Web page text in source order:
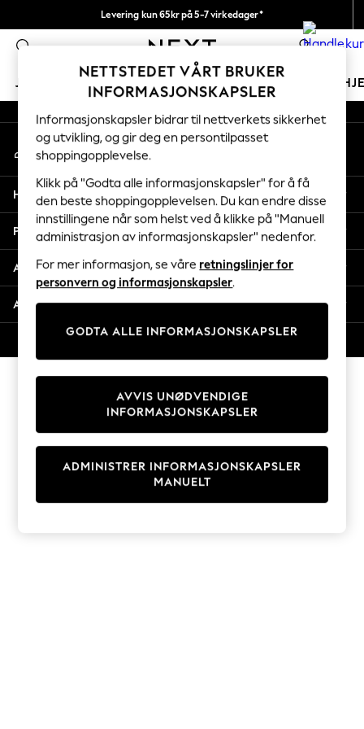
Levering kun 65kr på 5-7 virkedager*
Vi betaler alle tollavgifter 0
JENTER GUTTER BABY KVINNER
GIRLS
New In
50 - 92cm
98 - 110cm
116 - 134cm
140 - 174cm
Trending: Top & Short Sets
Trending: Clogs
Toy Story
THE SET
Coats & Jackets
Sweatshirts & Hoodies
Knitwear
Cardigans
Dresses
Sets & Outfits
T-Shirts
An error occurred on client
Våre sosiale nettverk
Min konto
Logg inn på kontoen din
Hjelp
Personvern & Juridisk
Avdelinger
Andre tjenester
NETTSTEDET VÅRT BRUKER
INFORMASJONSKAPSLER
Informasjonskapsler bidrar til nettverkets sikkerhet
og utvikling, og gir deg en persontilpasset
shoppingopplevelse.
Klikk på "Godta alle informasjonskapsler" for å få
den beste shoppingopplevelsen. Du kan endre disse
innstillingene når som helst ved å klikke på "Manuell
administrasjon av informasjonskapsler" nedenfor.
For mer informasjon, se våre retningslinjer for
personvern og informasjonskapsler.
GODTA ALLE INFORMASJONSKAPSLER
ADMINISTRER INFORMASJONSKAPSLER
MANUELT
AVVIS UNØDVENDIGE
INFORMASJONSKAPSLER